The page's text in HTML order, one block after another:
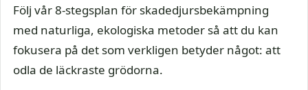
Följ vår 8-stegsplan för skadedjursbekämpning
med naturliga, ekologiska metoder så att du kan
fokusera på det som verkligen betyder något: att
odla de läckraste grödorna.